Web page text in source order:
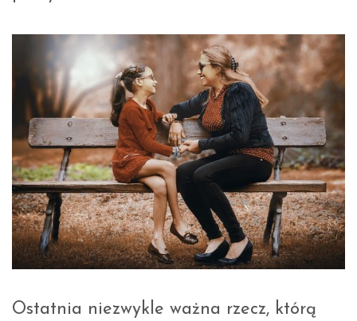
Ostatnia niezwykle ważna rzecz, którą